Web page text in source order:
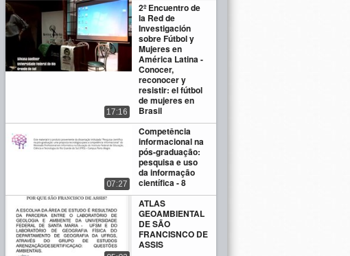
2º Encuentro de
la Red de
Investigación
sobre Fútbol y
Mujeres en
América Latina -
Conocer,
reconocer y
resistir: el fútbol
de mujeres en
Brasil
17:16
Competência
informacional na
pós-graduação:
pesquisa e uso
da informação
científica - 8
07:27
ATLAS
GEOAMBIENTAL
DE SÃO
FRANCISNCO DE
ASSIS